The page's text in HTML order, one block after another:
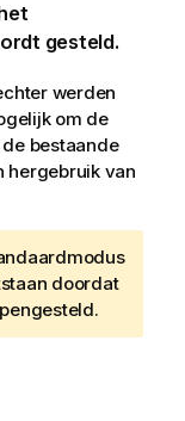
gesteld.
werden
om de
bestaande
hergebruik van
doordat